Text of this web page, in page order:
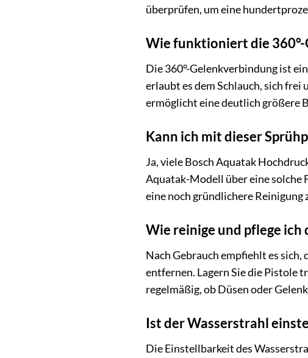
überprüfen, um eine
Wie funktioniert die
Die 360°-Gelenkverbindung ist
erlaubt es dem Schlauch, sich frei
ermöglicht eine deutlich größere
Kann ich mit dieser
Ja, viele Bosch Aquatak
Aquatak-Modell über eine solche
eine noch gründlichere
Wie reinige und pflege ich
Nach Gebrauch empfiehlt es
entfernen. Lagern Sie die Pistole
regelmäßig, ob Düsen oder
Ist der Wasserstrahl
Die Einstellbarkeit des